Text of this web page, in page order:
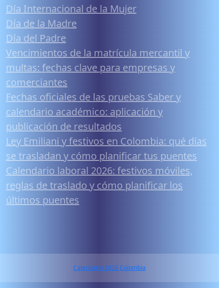
Día Internacional de la Mujer
Día de la Madre
Día del Padre
Vencimientos de la matrícula mercantil y
multas: fechas clave para empresas y
comerciantes
Fechas oficiales de las pruebas Saber y
calendario académico: aplicación y
publicación de resultados
Ley Emiliani y festivos en Colombia: qué días
se trasladan y cómo planificar tus puentes
Calendario laboral 2026: festivos móviles,
reglas de traslado y cómo planificar los
últimos puentes
Calendario 2026 Colombia